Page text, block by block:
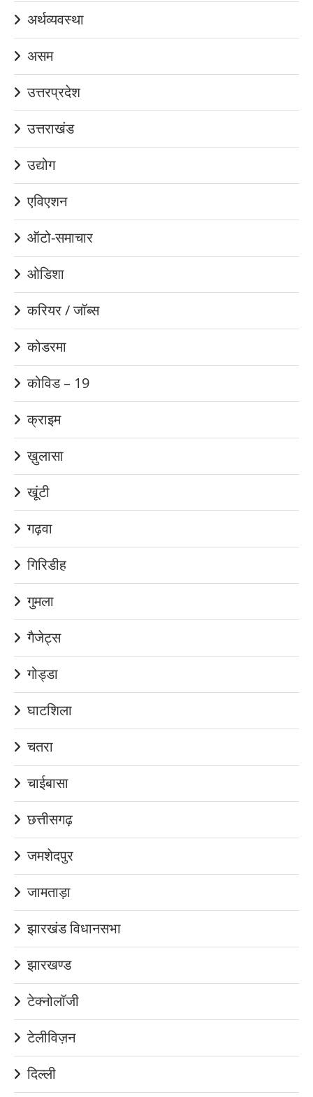
अर्थव्यवस्था
असम
उत्तरप्रदेश
उत्तराखंड
उद्योग
एविएशन
ऑटो-समाचार
ओडिशा
करियर / जॉब्स
कोडरमा
कोविड – 19
क्राइम
ख़ुलासा
खूंटी
गढ़वा
गिरिडीह
गुमला
गैजेट्स
गोड्डा
घाटशिला
चतरा
चाईबासा
छत्तीसगढ़
जमशेदपुर
जामताड़ा
झारखंड विधानसभा
झारखण्ड
टेक्नोलॉजी
टेलीविज़न
दिल्ली